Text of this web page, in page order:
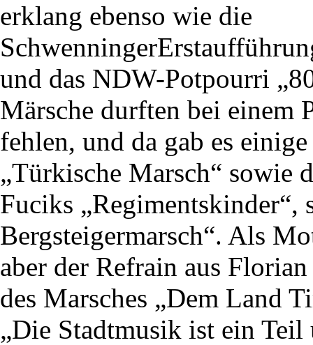
erklang ebenso wie die
und das NDW-Potpourri
Märsche durften bei einem
fehlen, und da gab es
„Türkische Marsch“ sowie
Fuciks „Regimentskinder“,
Bergsteigermarsch“. Als
aber der Refrain aus
des Marsches „Dem Land
„Die Stadtmusik ist ein Teil